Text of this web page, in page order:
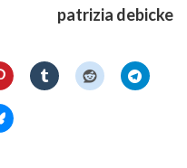
patrizia debicke